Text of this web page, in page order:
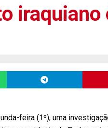
iraquiano
feira (1º), uma